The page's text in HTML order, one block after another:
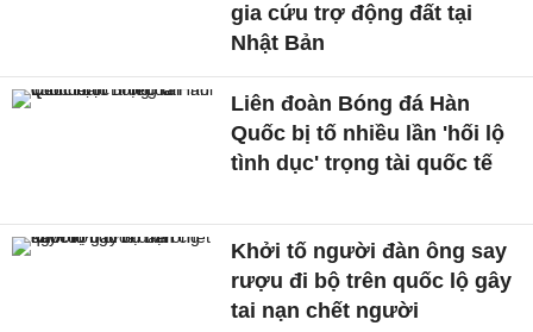
gia cứu trợ động đất tại
Nhật Bản
Liên đoàn Bóng đá Hàn
Quốc bị tố nhiều lần 'hối lộ
tình dục' trọng tài quốc tế
Khởi tố người đàn ông say
rượu đi bộ trên quốc lộ gây
tai nạn chết người